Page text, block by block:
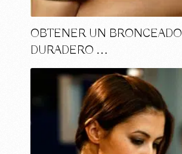
OBTENER UN BRONCEADO
DURADERO …